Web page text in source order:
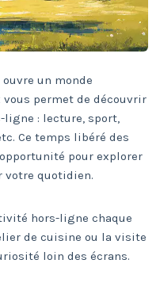
un monde
permet de découvrir
: lecture, sport,
Ce temps libéré des
pour explorer
votre quotidien.
hors-ligne chaque
de cuisine ou la visite
loin des écrans.